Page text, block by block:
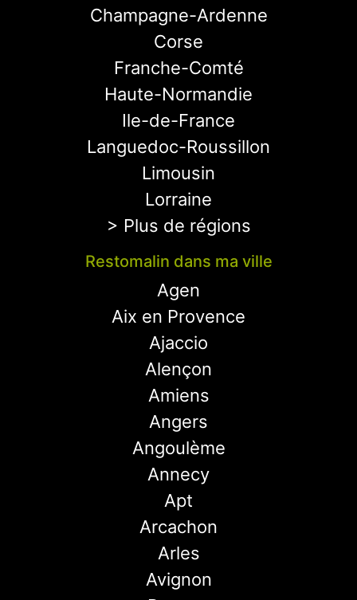
Champagne-Ardenne
Corse
Franche-Comté
Haute-Normandie
Ile-de-France
Languedoc-Roussillon
Limousin
Lorraine
> Plus de régions
Restomalin dans ma ville
Agen
Aix en Provence
Ajaccio
Alençon
Amiens
Angers
Angoulème
Annecy
Apt
Arcachon
Arles
Avignon